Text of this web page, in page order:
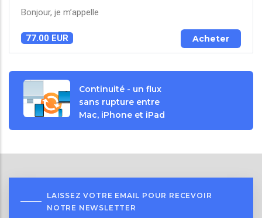
Bonjour, je m’appelle
77.00 EUR Acheter
Continuité - un flux
sans rupture entre
Mac, iPhone et iPad
LAISSEZ VOTRE EMAIL POUR RECEVOIR
NOTRE NEWSLETTER